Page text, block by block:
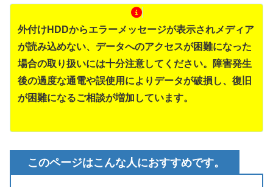
外付けHDDからエラーメッセージが表示されメディア
が読み込めない、データへのアクセスが困難になった
場合の取り扱いには十分注意してください。障害発生
後の過度な通電や誤使用によりデータが破損し、復旧
が困難になるご相談が増加しています。
このページはこんな人におすすめです。